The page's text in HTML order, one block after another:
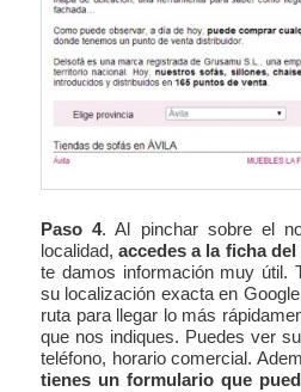
Paso 4. Al pinchar sobre el
localidad,accedes a la ficha
te damos información muy útil.
su localización exacta en
ruta para llegar lo más
que nos indiques. Puedes ver
teléfono, horario comercial.
tienes un formulario que